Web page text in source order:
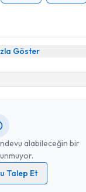
Göster
alabileceğin bir
Talep Et
ilişkinAydınlatma Metni